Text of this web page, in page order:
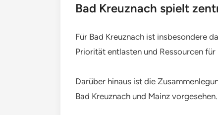
Bad Kreuznach spielt
Für Bad Kreuznach ist insbesondere
Priorität entlasten und Ressourcen
Darüber hinaus ist die
Bad Kreuznach und Mainz